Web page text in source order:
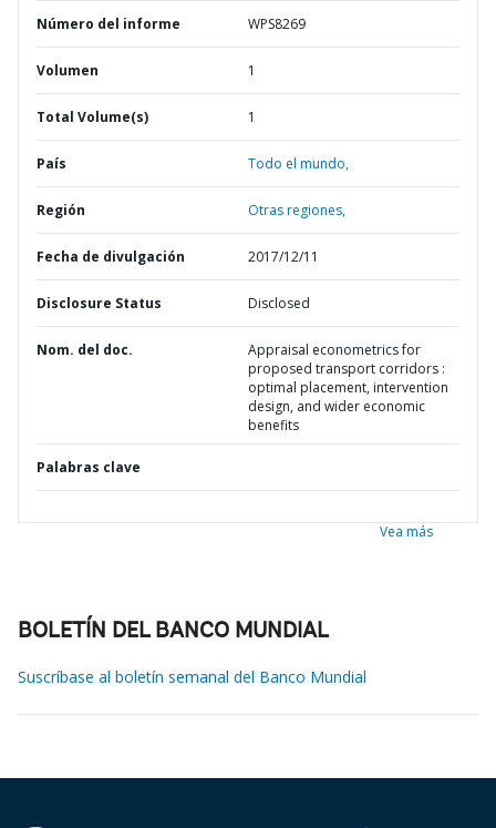
Número del informe WPS8269
Volumen 1
Total Volume(s) 1
País Todo el mundo,
Región Otras regiones,
Fecha de divulgación 2017/12/11
Disclosure Status Disclosed
Nom. del doc.
Appraisal econometrics for
proposed transport corridors :
optimal placement, intervention
design, and wider economic
benefits
Palabras clave
Vea más
BOLETÍN DEL BANCO MUNDIAL
Suscríbase al boletín semanal del Banco Mundial